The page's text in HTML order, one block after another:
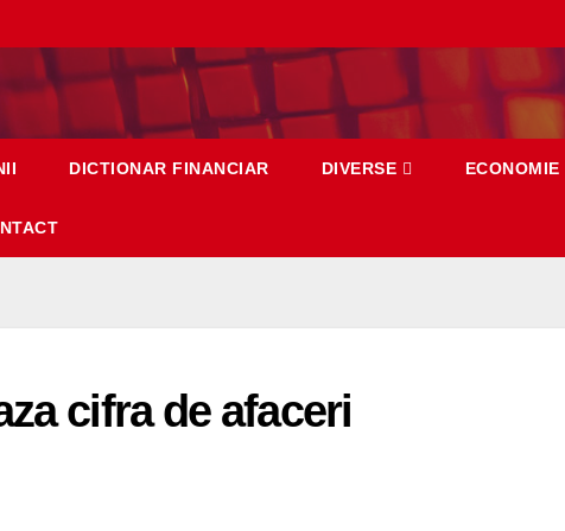
DICTIONAR FINANCIAR DIVERSE ECONOMIE
cifra de afaceri